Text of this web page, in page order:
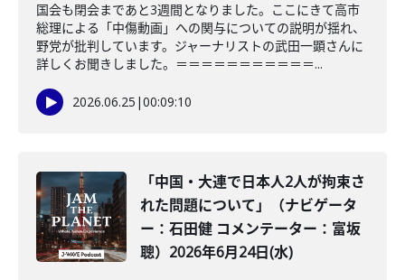
国会も閉会まであと3週間となりました。ここにきて高市
総理による「中傷動画」への関与についての説明が揺れ、
野党が批判しています。ジャーナリストの武田一顕さんに
詳しくお聞きしました。＝＝＝＝＝＝＝＝＝＝＝...
2026.06.25 |00:09:10
「中国・大連で日本人2人が拘束さ
れた問題について」（ナビゲータ
ー：石田健 コメンテーター：富坂
聰）2026年6月24日(水)